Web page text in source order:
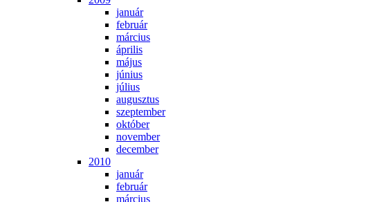
ja­nu­ár
feb­ru­ár
már­ci­us
áp­ri­lis
má­jus
jú­ni­us
jú­li­us
au­gusz­tus
szep­tem­ber
ok­tó­ber
no­vem­ber
de­cem­ber
2010
ja­nu­ár
feb­ru­ár
már­ci­us